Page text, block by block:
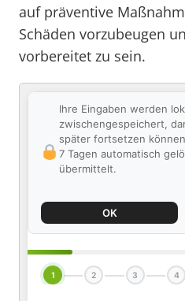
auf präventive
Schäden vorzubeugen
vorbereitet zu sein.
Ihre Eingaben werden
zwischengespeichert,
später fortsetzen
7 Tagen automatisch
übermittelt.
OK
1 2 3 4